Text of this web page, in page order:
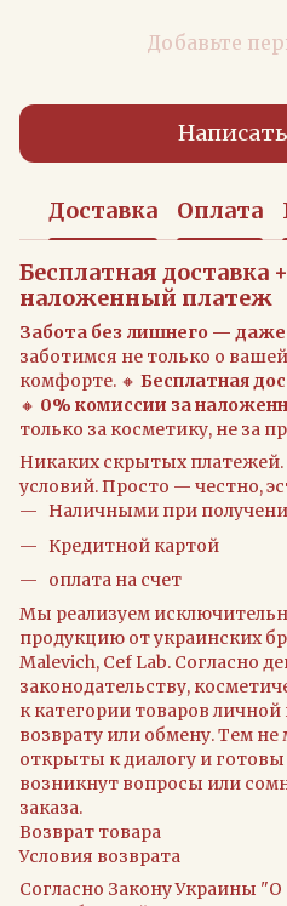
Добавьте
Доставка Оплата
Бесплатная доставка
наложенный платеж
Забота без лишнего — даже
заботимся не только о
комфорте. 🔸 Бесплатная
🔸 0% комиссии за
только за косметику, не за
Никаких скрытых
условий. Просто — честно,
Наличными при
Кредитной картой
оплата на счет
Мы реализуем
продукцию от украинских
Malevich, Cef Lab. Согласно
законодательству,
к категории товаров
возврату или обмену. Тем не
открыты к диалогу и готовы
возникнут вопросы или
заказа.
Возврат товара
Условия возврата
Согласно Закону Украины